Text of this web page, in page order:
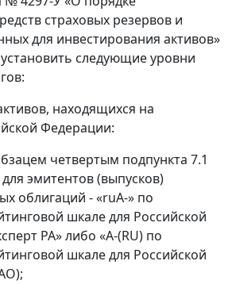
страховых резервов и
для инвестирования активов»
следующие уровни
находящихся на
Федерации:
четвертым подпункта 7.1
эмитентов (выпусков)
облигаций - «ruА-» по
шкале для Российской
РА» либо «А-(RU) по
шкале для Российской